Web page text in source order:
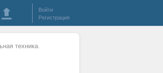
Войти
Регистрация
техника.